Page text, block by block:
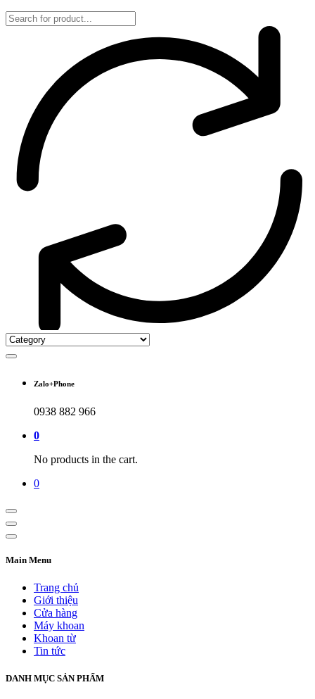
Zalo+Phone
0938 882 966
0
No products in the cart.
0
Main Menu
Trang chủ
Giới thiệu
Cửa hàng
Máy khoan
Khoan từ
Tin tức
DANH MỤC SẢN PHẨM